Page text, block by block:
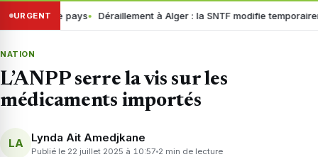
URGENT
le pays Déraillement à Alger : la SNTF modifie temporairement la
NATION
L’ANPP serre la vis sur les
médicaments importés
LA Lynda Ait Amedjkane
Publié le 22 juillet 2025 à 10:57 2 min de lecture